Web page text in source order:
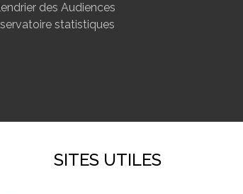
des Audiences
statistiques
SITES UTILES